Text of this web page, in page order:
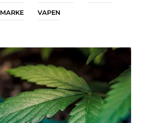
MARKE VAPEN